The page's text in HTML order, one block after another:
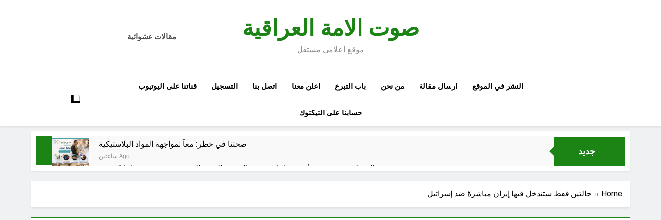
صوت الامة العراقية
موقع اعلامي مستقل
مقالات عشوائية
النشر في الموقع ارسال مقالة من نحن باب التبرع اعلن معنا اتصل بنا التسجيل قناتنا على اليوتيوب
حسابنا على التيكتوك
جديد
صحتنا في خطر: معاً لمواجهة المواد البلاستيكية
ساعتين Ago
سطور حقيقية … وأخرى فانتازية سوريالية في الحقبة الديستوبية مع مؤسساتنا الصحية !!
من راسمالية الدولة الى راسمالية المرجعيات والاحزاب والمليشيات والاذرع
Home حالتين فقط ستتدخل فيها إيران مباشرةً ضد إسرائيل